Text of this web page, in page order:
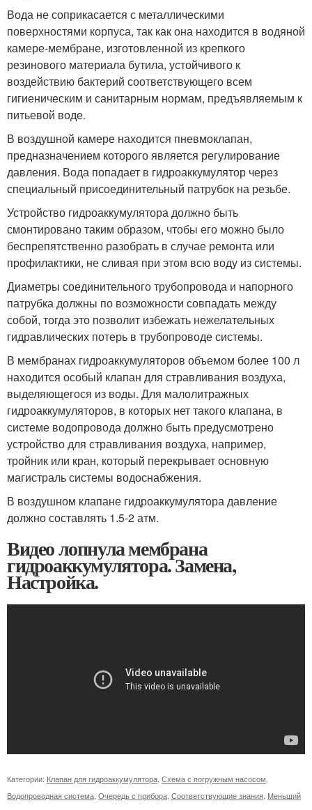
Вода не соприкасается с металлическими
поверхностями корпуса, так как она находится в водяной
камере-мембране, изготовленной из крепкого
резинового материала бутила, устойчивого к
воздействию бактерий соответствующего всем
гигиеническим и санитарным нормам, предъявляемым к
питьевой воде.
В воздушной камере находится пневмоклапан,
предназначением которого является регулирование
давления. Вода попадает в гидроаккумулятор через
специальный присоединительный патрубок на резьбе.
Устройство гидроаккумулятора должно быть
смонтировано таким образом, чтобы его можно было
беспрепятственно разобрать в случае ремонта или
профилактики, не сливая при этом всю воду из системы.
Диаметры соединительного трубопровода и напорного
патрубка должны по возможности совпадать между
собой, тогда это позволит избежать нежелательных
гидравлических потерь в трубопроводе системы.
В мембранах гидроаккумуляторов объемом более 100 л
находится особый клапан для стравливания воздуха,
выделяющегося из воды. Для малолитражных
гидроаккумуляторов, в которых нет такого клапана, в
системе водопровода должно быть предусмотрено
устройство для стравливания воздуха, например,
тройник или кран, который перекрывает основную
магистраль системы водоснабжения.
В воздушном клапане гидроаккумулятора давление
должно составлять 1.5-2 атм.
Видео лопнула мембрана
гидроаккумулятора. Замена,
Настройка.
Категории: Клапан для гидроаккумулятора Схема с погружным насосом
Водопроводная система Очередь с прибора Соответствующие знания Меньший